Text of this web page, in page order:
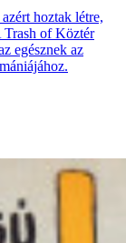
hoztak létre,
Trash of Köztér
egésznek az